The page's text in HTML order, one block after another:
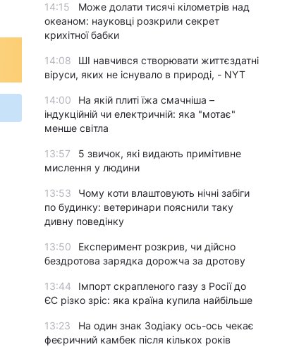
14:15
Може долати тисячі кілометрів над
океаном: науковці розкрили секрет
крихітної бабки
14:08
ШІ навчився створювати життєздатні
віруси, яких не існувало в природі, - NYT
14:00
На якій плиті їжа смачніша –
індукційній чи електричній: яка "мотає"
менше світла
13:57
5 звичок, які видають примітивне
мислення у людини
13:53
Чому коти влаштовують нічні забіги
по будинку: ветеринари пояснили таку
дивну поведінку
13:50
Експеримент розкрив, чи дійсно
бездротова зарядка дорожча за дротову
13:44
Імпорт скрапленого газу з Росії до
ЄС різко зріс: яка країна купила найбільше
13:23
На один знак Зодіаку ось-ось чекає
феєричний камбек після кількох років